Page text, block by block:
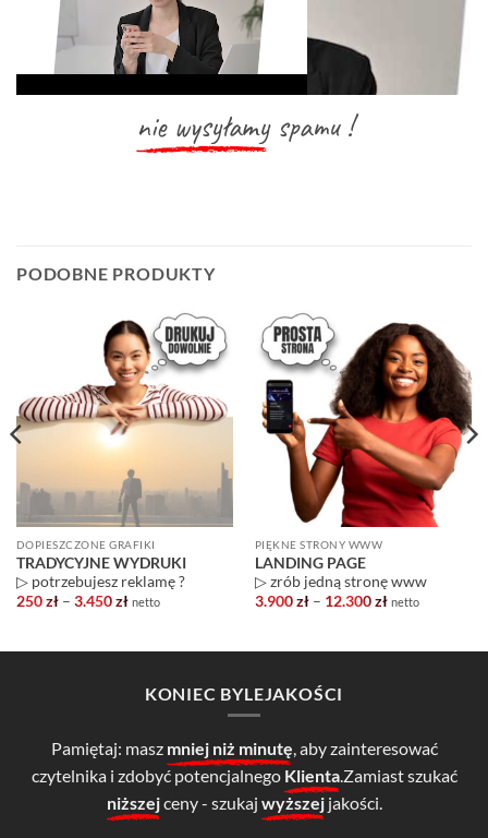
nie wysyłamyspamu !
PODOBNE PRODUKTY
DOPIESZCZONE GRAFIKI
TRADYCYJNE WYDRUKI
▷ potrzebujesz reklamę ?
250zł – 3.450złZakres
do
netto
PIĘKNE STRONY WWW
LANDING PAGE
▷ zrób jedną stronę www
3.900zł – 12.300złZakres
do
netto
KONIEC BYLEJAKOŚCI
Pamiętaj: masz mniej niż minutę, aby zainteresować
czytelnika i zdobyć potencjalnego Klienta.Zamiast szukać
niższejceny - szukaj wyższejjakości.